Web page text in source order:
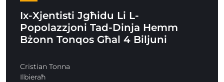
Ix-Xjentisti Jgħidu Li L-
Popolazzjoni Tad-Dinja Hemm
Bżonn Tonqos Għal 4 Biljuni
Cristian Tonna
Ilbieraħ